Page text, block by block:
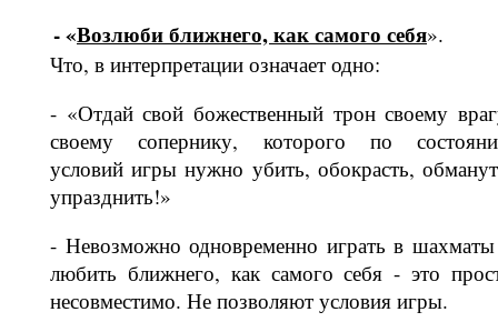
- «Возлюби ближнего, как самого себя».
Что, в интерпретации означает одно:
- «Отдай свой божественный трон своему
своему сопернику, которого по
условий игры нужно убить, обокрасть,
упразднить!»
- Невозможно одновременно играть в
любить ближнего, как самого себя - это
несовместимо. Не поз­воляют условия игры.